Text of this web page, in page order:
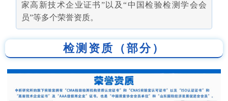
家高新技术企业证书”以及“中国检验检测学会会
员”等多个荣誉资质。
检测资质（部分）